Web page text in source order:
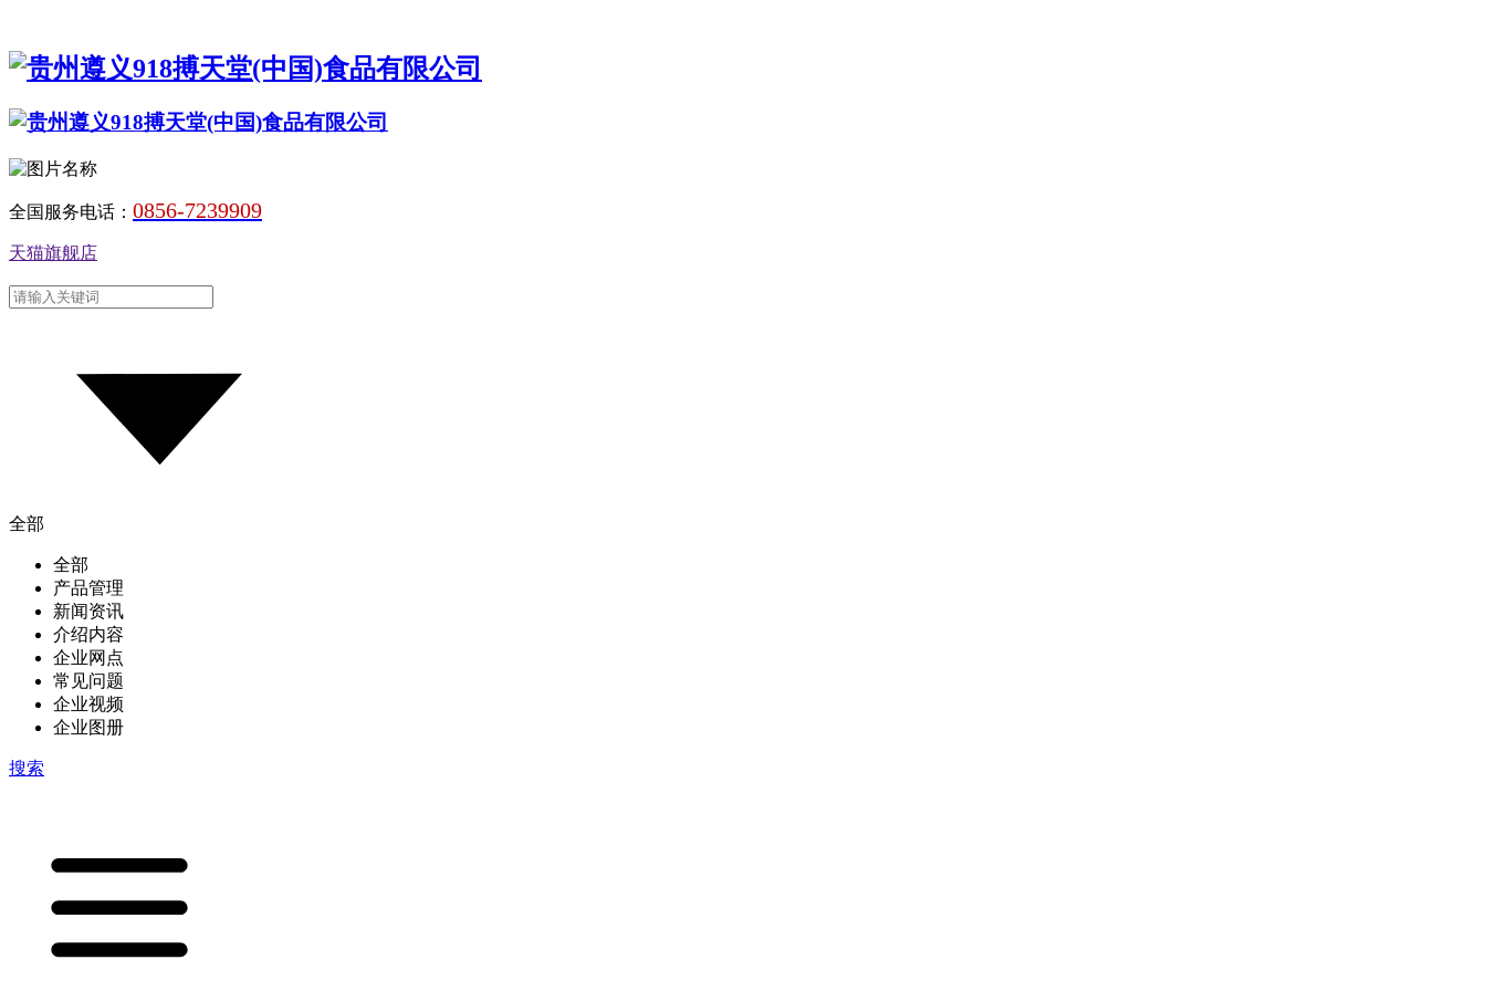
全国服务电话： 0856-7239909
天猫旗舰店
全部
全部
产品管理
新闻资讯
介绍内容
企业网点
常见问题
企业视频
企业图册
搜索